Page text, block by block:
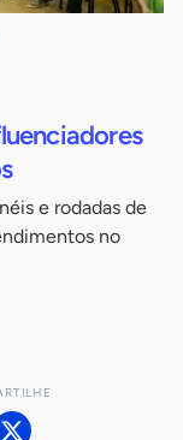
e rodadas de
no